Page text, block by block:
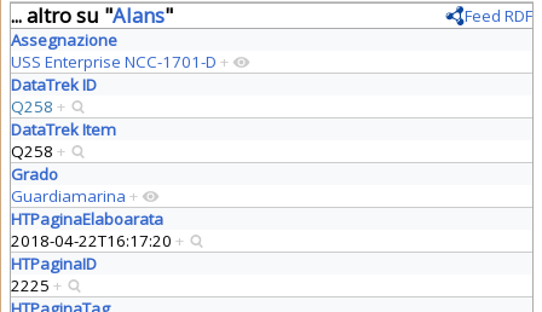
... altro su "Alans"
Feed RDF
Assegnazione
USS Enterprise NCC-1701-D +
DataTrek ID
Q258 +
DataTrek Item
Q258 +
Grado
Guardiamarina +
HTPaginaElaboarata
2018-04-22T16:17:20 +
HTPaginaID
2225 +